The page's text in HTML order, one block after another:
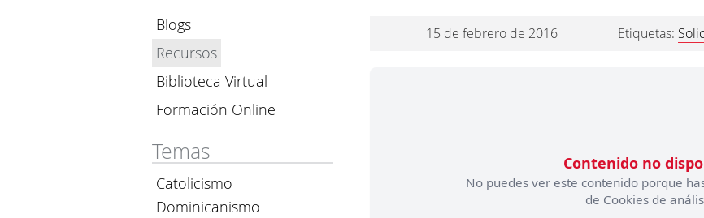
Blogs
Recursos
Biblioteca Virtual
Formación Online
Temas
Catolicismo
Dominicanismo
15 de febrero de 2016 Etiquetas:
Contenido no
No puedes ver este contenido porque
de Cookies de